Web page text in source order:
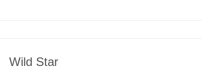
Wild Star